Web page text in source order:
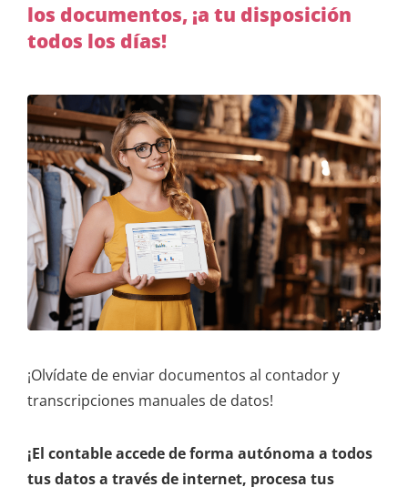
los documentos, ¡a tu disposición
todos los días!
¡Olvídate de enviar documentos al contador y
transcripciones manuales de datos!
¡El contable accede de forma autónoma a todos
tus datos a través de internet, procesa tus